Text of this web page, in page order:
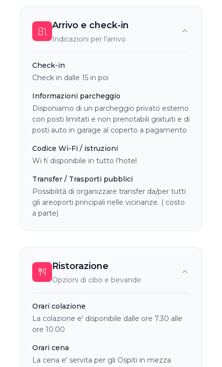
Arrivo e check-in
Indicazioni per l'arrivo
Check-in
Check in dalle 15 in poi
Informazioni parcheggio
Disponiamo di un parcheggio privato esterno
con posti limitati e non prenotabili gratuiti e di
posti auto in garage al coperto a pagamento
Codice Wi-Fi / istruzioni
Wi fi disponibile in tutto l'hotel
Transfer / Trasporti pubblici
Possibilità di organizzare transfer da/per tutti
gli areoporti principali nelle vicinanze. ( costo
a parte)
Ristorazione
Opzioni di cibo e bevande
Orari colazione
La colazione e' disponibile dalle ore 7.30 alle
ore 10.00
Orari cena
La cena e' servita per gli Ospiti in mezza